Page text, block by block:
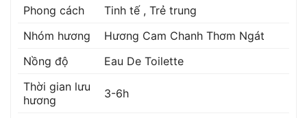
Phong cách
Tinh tế , Trẻ trung
Nhóm hương
Hương Cam Chanh Thơm Ngát
Nồng độ
Eau De Toilette
Thời gian lưu
hương
3-6h